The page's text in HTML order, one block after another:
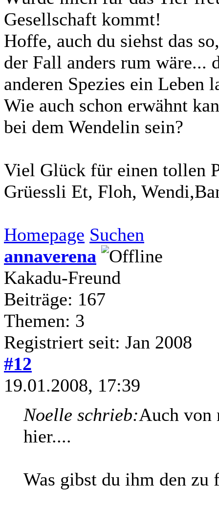
Gesellschaft kommt!
Hoffe, auch du siehst das
der Fall anders rum wäre...
anderen Spezies ein Leben
Wie auch schon erwähnt
bei dem Wendelin sein?
Viel Glück für einen tollen
Grüessli Et, Floh,
Homepage Suchen
annaverena
Kakadu-Freund
Beiträge: 167
Themen: 3
Registriert seit: Jan 2008
#12
19.01.2008, 17:39
Noelle schrieb:Auch von
hier....
Was gibst du ihm den zu